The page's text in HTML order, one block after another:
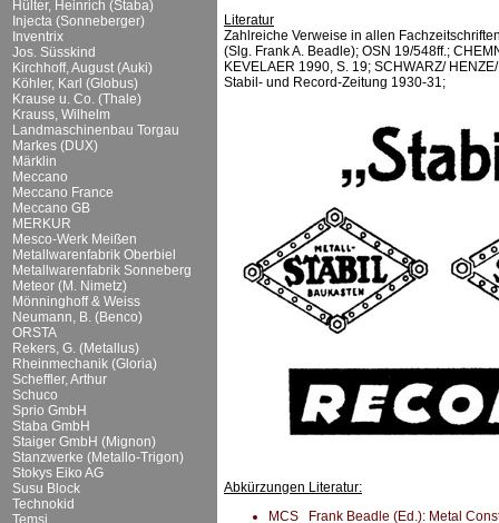
Hülter, Heinrich (Staba)
Injecta (Sonneberger)
Inventrix
Jos. Süsskind
Kirchhoff, August (Auki)
Köhler, Karl (Globus)
Krause u. Co. (Thale)
Krauss, Wilhelm
Landmaschinenbau Torgau
Markes (DUX)
Märklin
Meccano
Meccano France
Meccano GB
MERKUR
Mesco-Werk Meißen
Metallwarenfabrik Oberbiel
Metallwarenfabrik Sonneberg
Meteor (M. Nimetz)
Mönninghoff & Weiss
Neumann, B. (Benco)
ORSTA
Rekers, G. (Metallus)
Rheinmechanik (Gloria)
Scheffler, Arthur
Schuco
Sprio GmbH
Staba GmbH
Staiger GmbH (Mignon)
Stanzwerke (Metallo-Trigon)
Stokys Eiko AG
Susu Block
Technokid
Temsi
Literatur
Zahlreiche Verweise in allen
(Slg. Frank A. Beadle); OSN 19/548ff.;
KEVELAER 1990, S. 19; SCHWARZ/
Stabil- und Record-Zeitung 1930-31;
Abkürzungen Literatur:
MCS Frank Beadle (Ed.): Metal